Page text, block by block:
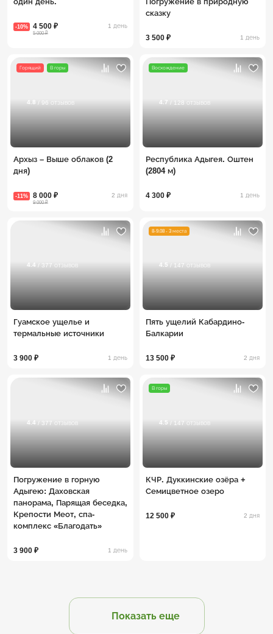
-10% 4 500 ₽
5 000 ₽
1 день
сказку
3 500 ₽ 1 день
Горящий В горы
4.8 / 96 отзывов
Архыз – Выше облаков (2
дня)
-11% 8 000 ₽
9 000 ₽
2 дня
Восхождение
4.7 / 128 отзывов
Республика Адыгея. Оштен
(2804 м)
4 300 ₽ 1 день
4.4 / 377 отзывов
Гуамское ущелье и
термальные источники
3 900 ₽ 1 день
8-9.08 - 3 места
4.5 / 147 отзывов
Пять ущелий Кабардино-
Балкарии
13 500 ₽ 2 дня
4.4 / 377 отзывов
Погружение в горную
Адыгею: Даховская
панорама, Парящая беседка,
Крепости Меот, спа-
комплекс «Благодать»
3 900 ₽ 1 день
В горы
4.5 / 147 отзывов
КЧР. Дуккинские озёра +
Семицветное озеро
12 500 ₽ 2 дня
Показать еще